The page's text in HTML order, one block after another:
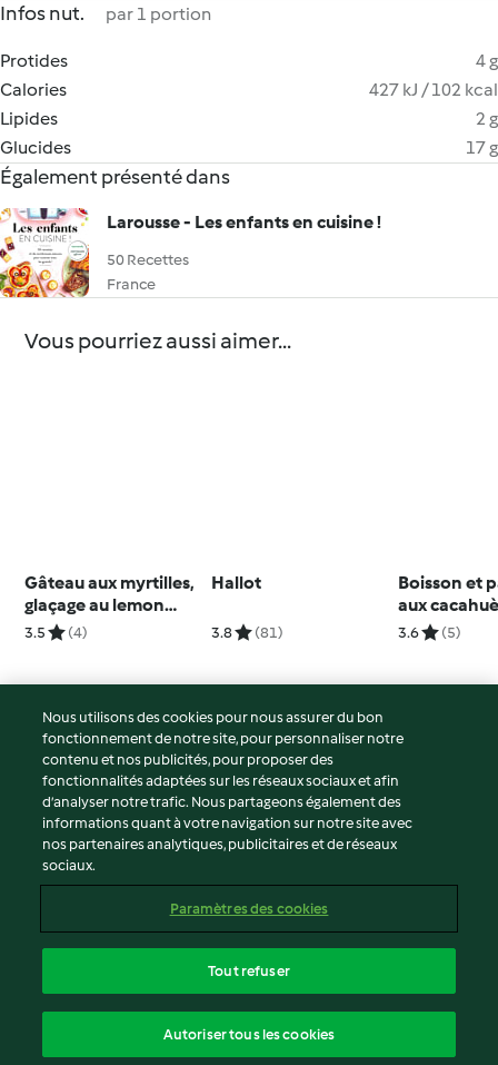
Infos nut. par 1 portion
Protides
4 g
Calories
427 kJ / 102 kcal
Lipides
2 g
Glucides
17 g
Également présenté dans
Larousse - Les enfants en cuisine !
50 Recettes
France
Vous pourriez aussi aimer...
Gâteau aux myrtilles,
glaçage au lemon
curd
3.5 (4)
Hallot
3.8 (81)
Boisson et
aux
3.6 (5)
© Copyright 2026
Conditions d'utilisation
Politique de confidentialité
Non-responsabilité
Mentions légales
Contenu du rapport
Déclaration d'accessibilité
Nous utilisons des cookies pour nous assurer du bon
fonctionnement de notre site, pour personnaliser notre
contenu et nos publicités, pour proposer des
fonctionnalités adaptées sur les réseaux sociaux et afin
d’analyser notre trafic. Nous partageons également des
informations quant à votre navigation sur notre site avec
nos partenaires analytiques, publicitaires et de réseaux
sociaux.
Paramètres des cookies
Tout refuser
Autoriser tous les cookies